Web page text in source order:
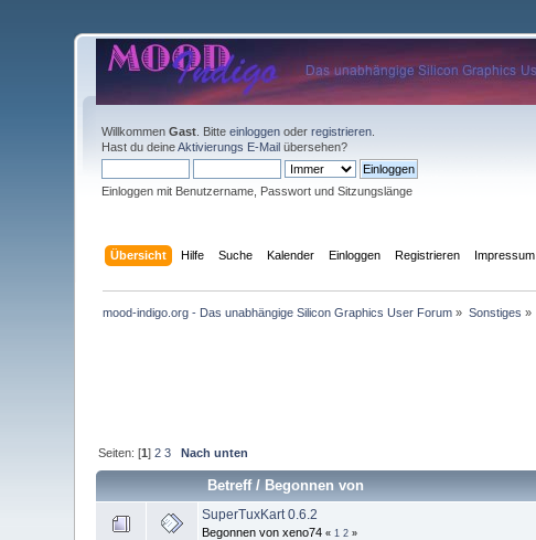
WillkommenGast . Bitteeinloggen oderregistrieren
Hast du deineAktivierungs E-Mail übersehen?
Einloggen mit Benutzername, Passwort und Sitzungslänge
Übersicht Hilfe Suche Kalender Einloggen Registrieren Impressum
mood-indigo.org - Das unabhängige Silicon Graphics User Forum » Sonstiges »
Seiten: [1]2 3 Nach unten
Betreff/Begonnen von
SuperTuxKart 0.6.2
Begonnen von xeno74« 1 2 »